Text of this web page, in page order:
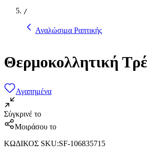
/
Αναλώσιμα Ραπτικής
Θερμοκολλητική
Αγαπημένα
Σύγκρινέ το
Μοιράσου το
ΚΩΔΙΚΟΣ SKU:SF-106835715